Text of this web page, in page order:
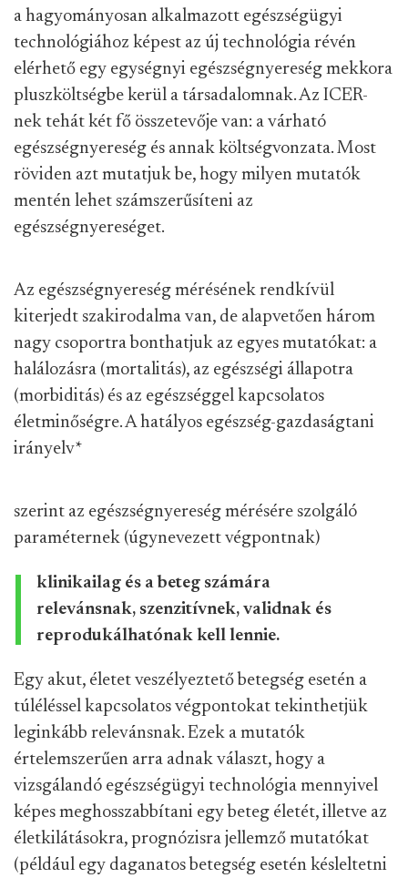
a hagyományosan alkalmazott egészségügyi
technológiához képest az új technológia révén
elérhető egy egységnyi egészségnyereség mekkora
pluszköltségbe kerül a társadalomnak. Az ICER-
nek tehát két fő összetevője van: a várható
egészségnyereség és annak költségvonzata. Most
röviden azt mutatjuk be, hogy milyen mutatók
mentén lehet számszerűsíteni az
egészségnyereséget.
Az egészségnyereség mérésének rendkívül
kiterjedt szakirodalma van, de alapvetően három
nagy csoportra bonthatjuk az egyes mutatókat: a
halálozásra (mortalitás), az egészségi állapotra
(morbiditás) és az egészséggel kapcsolatos
életminőségre. A hatályos egészség-gazdaságtani
irányelv*
szerint az egészségnyereség mérésére szolgáló
paraméternek (úgynevezett végpontnak)
klinikailag és a beteg számára
relevánsnak, szenzitívnek, validnak és
reprodukálhatónak kell lennie.
Egy akut, életet veszélyeztető betegség esetén a
túléléssel kapcsolatos végpontokat tekinthetjük
leginkább relevánsnak. Ezek a mutatók
értelemszerűen arra adnak választ, hogy a
vizsgálandó egészségügyi technológia mennyivel
képes meghosszabbítani egy beteg életét, illetve az
életkilátásokra, prognózisra jellemző mutatókat
(például egy daganatos betegség esetén késleltetni